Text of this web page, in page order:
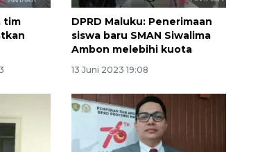
tim
DPRD Maluku: Penerimaan
siswa baru SMAN Siwalima
Ambon melebihi kuota
13 Juni 2023 19:08
Ekonomi triwulan II-2026
tumbuh 5,29 persen